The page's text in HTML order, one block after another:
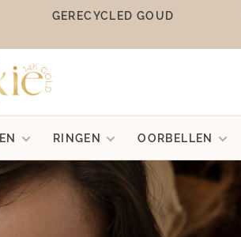
GERECYCLED GOUD
RINGEN OORBELLEN